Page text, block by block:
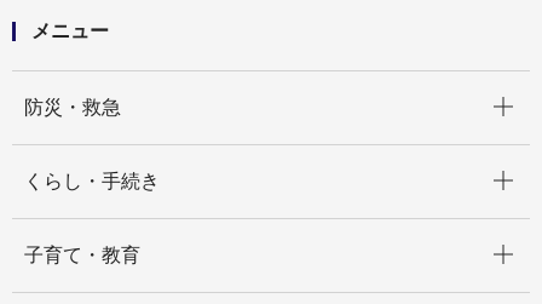
メニュー
防災・救急
くらし・手続き
子育て・教育